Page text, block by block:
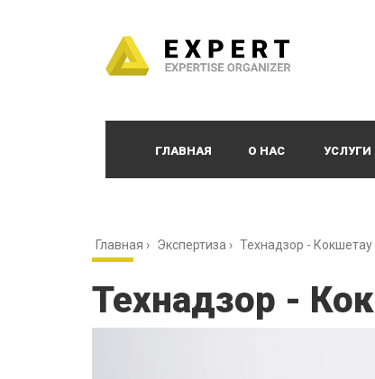
ГЛАВНАЯ О НАС УСЛУГИ
Главная › Экспертиза › Технадзор - Кокшетау
Технадзор -